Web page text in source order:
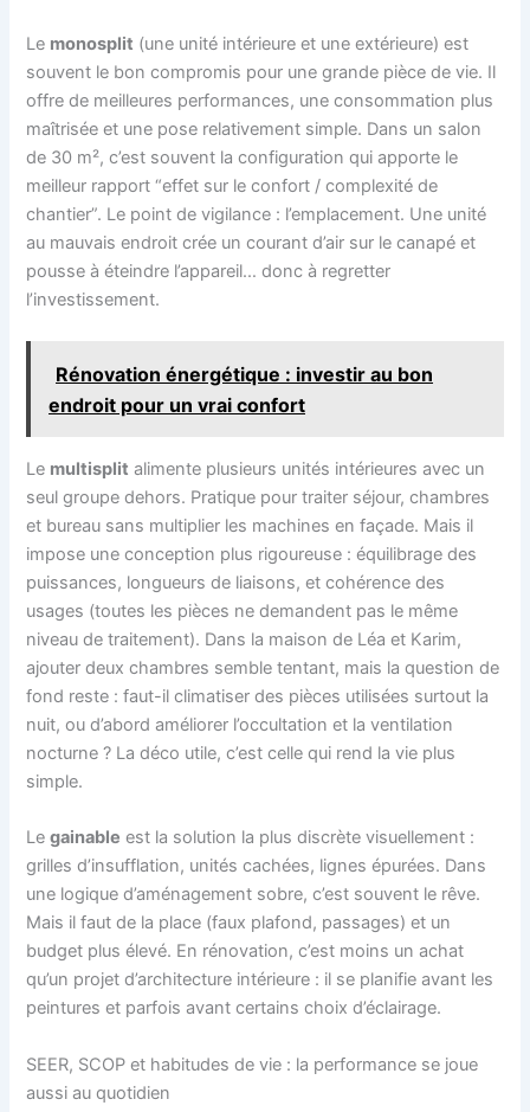
Le monosplit (une unité intérieure et une extérieure) est
souvent le bon compromis pour une grande pièce de vie. Il
offre de meilleures performances, une consommation plus
maîtrisée et une pose relativement simple. Dans un salon
de 30 m², c’est souvent la configuration qui apporte le
meilleur rapport “effet sur le confort / complexité de
chantier”. Le point de vigilance : l’emplacement. Une unité
au mauvais endroit crée un courant d’air sur le canapé et
pousse à éteindre l’appareil… donc à regretter
l’investissement.
Rénovation énergétique : investir au bon
endroit pour un vrai confort
Le multisplit alimente plusieurs unités intérieures avec un
seul groupe dehors. Pratique pour traiter séjour, chambres
et bureau sans multiplier les machines en façade. Mais il
impose une conception plus rigoureuse : équilibrage des
puissances, longueurs de liaisons, et cohérence des
usages (toutes les pièces ne demandent pas le même
niveau de traitement). Dans la maison de Léa et Karim,
ajouter deux chambres semble tentant, mais la question de
fond reste : faut-il climatiser des pièces utilisées surtout la
nuit, ou d’abord améliorer l’occultation et la ventilation
nocturne ? La déco utile, c’est celle qui rend la vie plus
simple.
Legainable est la solution la plus discrète visuellement :
grilles d’insufflation, unités cachées, lignes épurées. Dans
une logique d’aménagement sobre, c’est souvent le rêve.
Mais il faut de la place (faux plafond, passages) et un
budget plus élevé. En rénovation, c’est moins un achat
qu’un projet d’architecture intérieure : il se planifie avant les
peintures et parfois avant certains choix d’éclairage.
SEER, SCOP et habitudes de vie : la performance se joue
aussi au quotidien